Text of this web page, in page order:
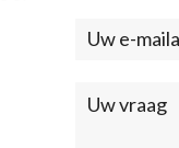
met
ons